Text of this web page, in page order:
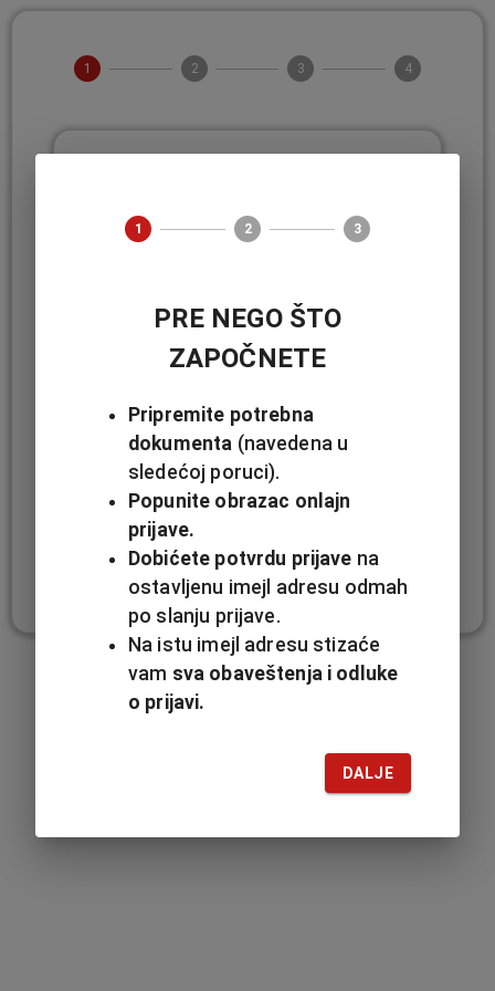
1 2 3 4
Broj polise ili JMBG osiguranika*
slučaja
Datum*
DALJE
1 2 3
PRE NEGO ŠTO
ZAPOČNETE
Pripremite potrebna
dokumenta (navedena u
sledećoj poruci).
Popunite obrazac onlajn
prijave.
Dobićete potvrdu prijave na
ostavljenu imejl adresu odmah
po slanju prijave.
Na istu imejl adresu stizaće
vam sva obaveštenja i odluke
o prijavi.
DALJE